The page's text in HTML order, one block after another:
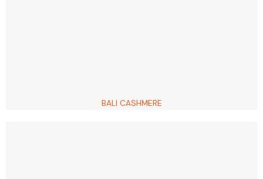
BALI CASHMERE